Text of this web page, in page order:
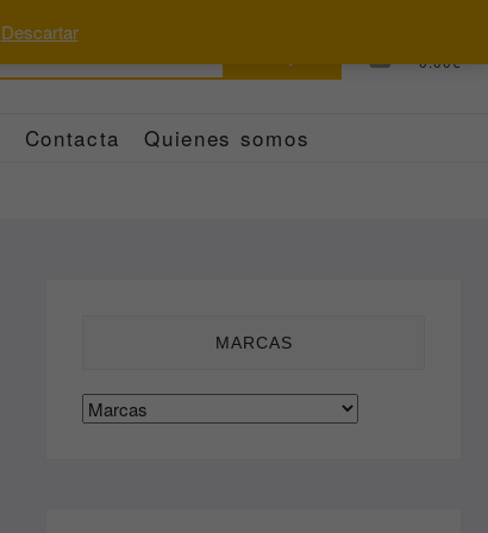
Descartar
0.00€
Contacta Quienes somos
MARCAS